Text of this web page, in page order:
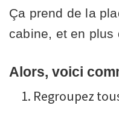
Ça prend de la
cabine, et en plus
Alors, voici
Regroupez